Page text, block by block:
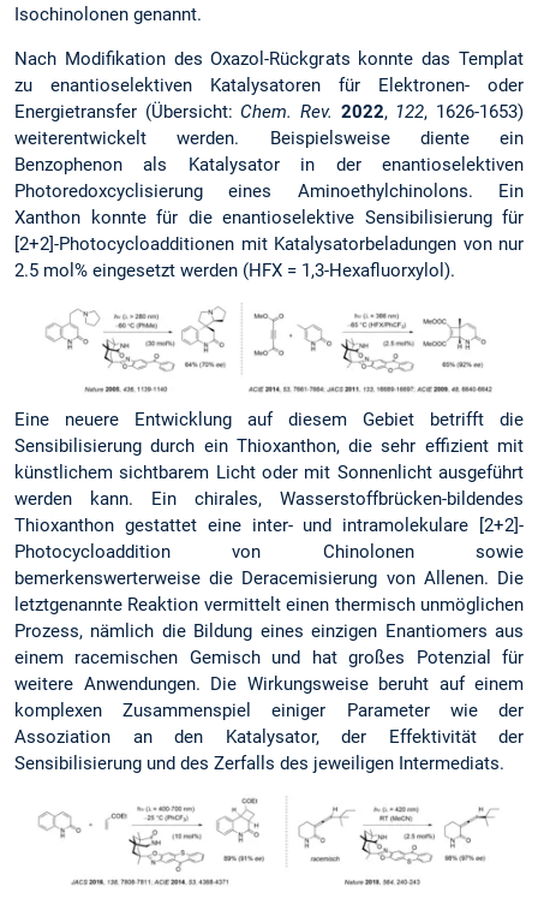
Isochinolonen genannt.
Nach Modifikation des Oxazol-Rückgrats konnte das Templat
zu enantioselektiven Katalysatoren für Elektronen- oder
Energietransfer (Übersicht: Chem. Rev. 2022, 122, 1626-1653)
weiterentwickelt werden. Beispielsweise diente ein
Benzophenon als Katalysator in der enantioselektiven
Photoredoxcyclisierung eines Aminoethylchinolons. Ein
Xanthon konnte für die enantioselektive Sensibilisierung für
[2+2]-Photocyclo­additionen mit Katalysatorbeladungen von nur
2.5 mol% eingesetzt werden (HFX = 1,3-Hexafluorxylol).
Eine neuere Entwicklung auf diesem Gebiet betrifft die
Sensibilisierung durch ein Thioxanthon, die sehr effizient mit
künstlichem sichtbarem Licht oder mit Sonnenlicht ausgeführt
werden kann. Ein chirales, Wasserstoffbrücken-bildendes
Thioxanthon gestattet eine inter- und intramolekulare [2+2]-
Photo­cycloaddition von Chinolonen sowie
bemerkenswerterweise die Deracemisierung von Allenen. Die
letztgenannte Reaktion vermittelt einen thermisch unmöglichen
Prozess, nämlich die Bildung eines einzigen Enantiomers aus
einem racemischen Gemisch und hat großes Potenzial für
weitere Anwendungen. Die Wirkungsweise beruht auf einem
komplexen Zusammenspiel einiger Parameter wie der
Assoziation an den Katalysator, der Effektivität der
Sensibilisierung und des Zerfalls des jeweiligen Intermediats.